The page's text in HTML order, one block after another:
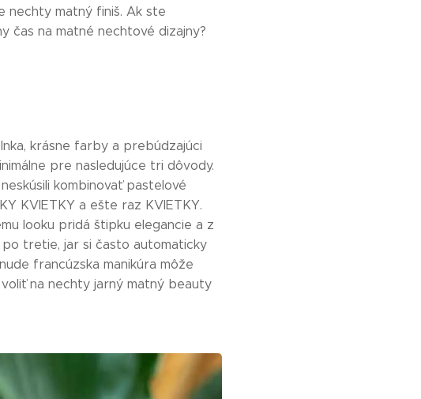
nechty matný finiš. Ak ste
čas na matné nechtové dizajny?
krásne farby a prebúdzajúci
pre nasledujúce tri dôvody.
kombinovať pastelové
KVIETKY a ešte raz KVIETKY.
looku pridá štipku elegancie a z
po tretie, jar si často automaticky
francúzska manikúra môže
na nechty jarný matný beauty